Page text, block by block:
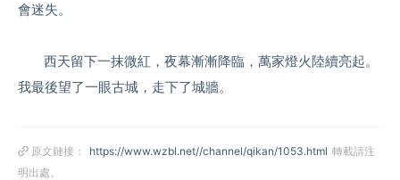
會迷失。
西天留下一抹微紅，夜幕漸漸降臨，萬家燈火陸續亮起。
我最後望了一眼古城，走下了城牆。
原文鏈接： https://www.wzbl.net//channel/qikan/1053.html 轉載請注
明出處。